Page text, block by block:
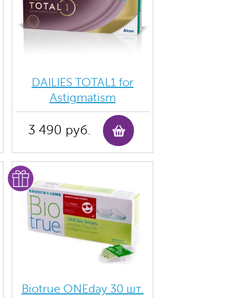
DAILIES TOTAL1 for
Astigmatism
3 490 руб.
Biotrue ONEday 30 шт.